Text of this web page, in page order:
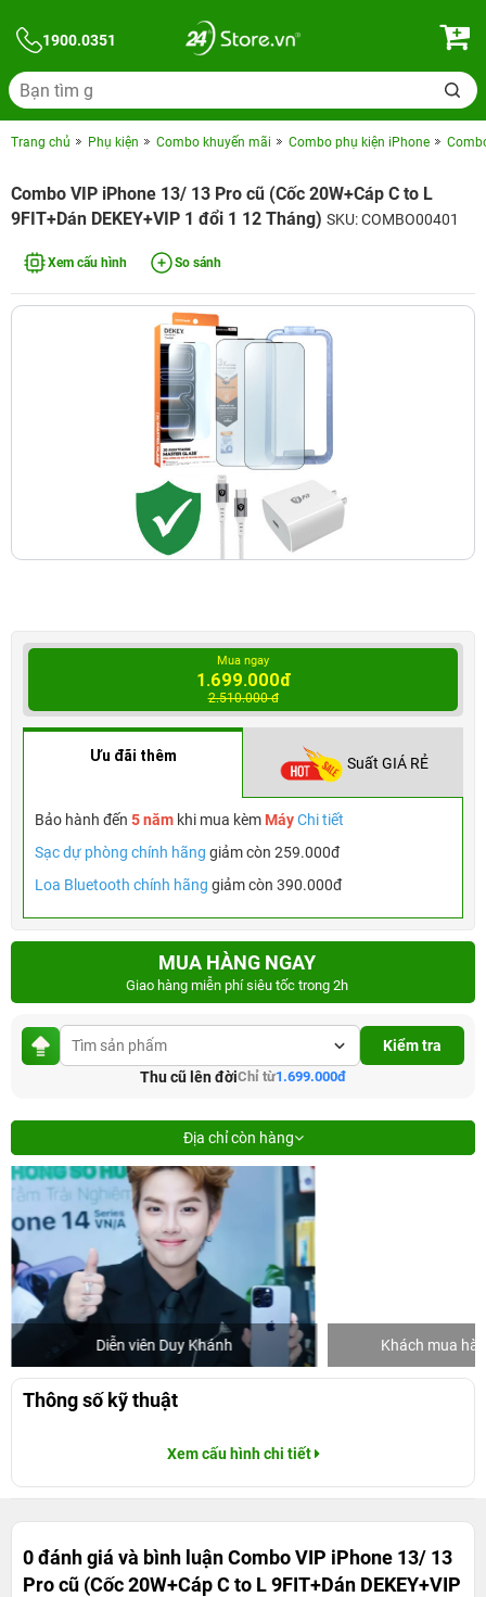
1900.0351
Trang chủ Phụ kiện Combo khuyến mãi Combo phụ kiện iPhone
Combo VIP iPhone 13/ 13 Pro cũ (Cốc 20W+Cáp C to L
9FIT+Dán DEKEY+VIP 1 đổi 1 12 Tháng) SKU: COMBO00401
Xem cấu hình So sánh
Mua ngay
1.699.000đ
2.510.000 đ
Ưu đãi thêm Suất GIÁ RẺ
Bảo hành đến 5 năm khi mua kèm MáyChi tiết
Sạc dự phòng chính hãng giảm còn 259.000đ
Loa Bluetooth chính hãng giảm còn 390.000đ
MUA HÀNG NGAY
Giao hàng miễn phí siêu tốc trong 2h
Kiểm tra
Thu cũ lên đờiChỉ từ1.699.000đ
Địa chỉ còn hàng
Diễn viên Duy Khánh Khách mua
Thông số kỹ thuật
Xem cấu hình chi tiết
0 đánh giá và bình luậnCombo VIP iPhone 13/ 13
Pro cũ (Cốc 20W+Cáp C to L 9FIT+Dán DEKEY+VIP